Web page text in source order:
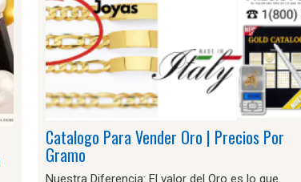
Catalogo Para Vender Oro | Precios Por
Gramo
Nuestra Diferencia: El valor del Oro es lo que